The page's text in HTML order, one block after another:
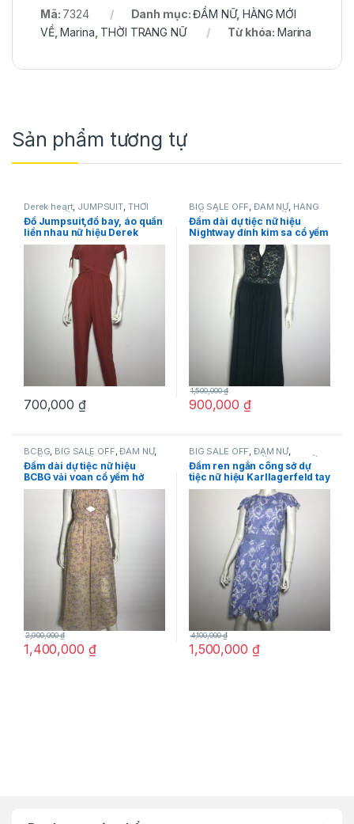
Mã: 7324 Danh mục:ĐẦM NỮ,HÀNG MỚI
VỀ,Marina THỜI TRANG NỮ Từ khóa:Marina
Sản phẩm tương tự
Derek heart, JUMPSUIT, THỜI
TRANG NỮ
Đồ Jumpsuit,đồ bay, áo quần
liền nhau nữ hiệu Derek
heart tay ngắn có nơ màu
nâu đỏ size S chính hãng
700,000 ₫
BIG SALE OFF,ĐẦM NỮ, HÀNG
MỚI VỀ , Nightway THỜI TRANG
NỮ
Đầm dài dự tiệc nữ hiệu
Nightway đính kim sa cổ yếm
không tay khoét ngực màu
xanh size 8P chính hãng
900,000 ₫
1,500,000₫
BCBG BIG SALE OFF ,ĐẦM NỮ,
THỜI TRANG NỮ
Đầm dài dự tiệc nữ hiệu
BCBG vải voan cổ yếm hở
lưng in hoa size 4 chính
1,400,000 ₫
2,900,000₫
BIG SALE OFF ,ĐẦM NỮ,
Karllagerfeld ,THỜI TRANG NỮ
Đầm ren ngắn công sở dự
tiệc nữ hiệu Karllagerfeld tay
ngắn màu xanh họa tiết hoa
size 4 chính hãng
1,500,000 ₫
4,100,000₫